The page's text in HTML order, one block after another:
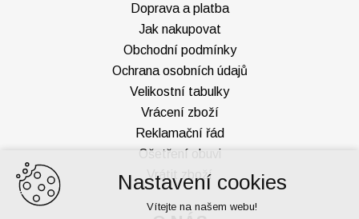
Doprava a platba
Jak nakupovat
Obchodní podmínky
Ochrana osobních údajů
Velikostní tabulky
Vrácení zboží
Reklamační řád
Ošetření obuvi
Vrátit zboží
Nastavení cookies
Vítejte na našem webu!